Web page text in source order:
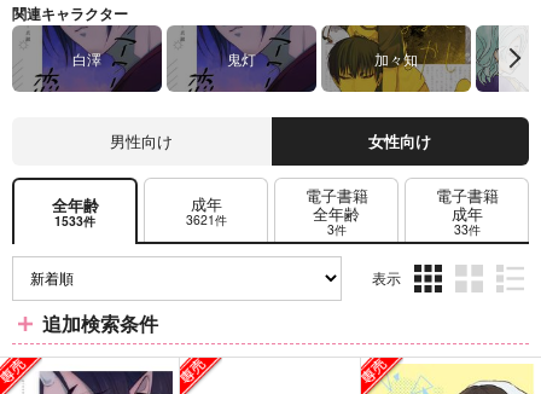
『鬼灯の冷徹』は、モーニングにて連載されていた、江口夏実先生によ
関連キャラクター
白澤 鬼灯 加々知
男性向け 女性向け
全年齢
1533件
成年
3621件
電子書籍
全年齢
3件
電子書籍
成年
33件
表示
ム
表
示
ム
表
示
ム
表
示
追加検索条件